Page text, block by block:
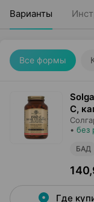
Варианты
Все формы
С,
• без
БАД
Где